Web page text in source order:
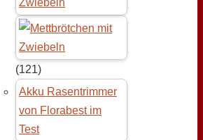
Zwiebeln
(121)
Akku Rasentrimmer
von Florabest im
Test